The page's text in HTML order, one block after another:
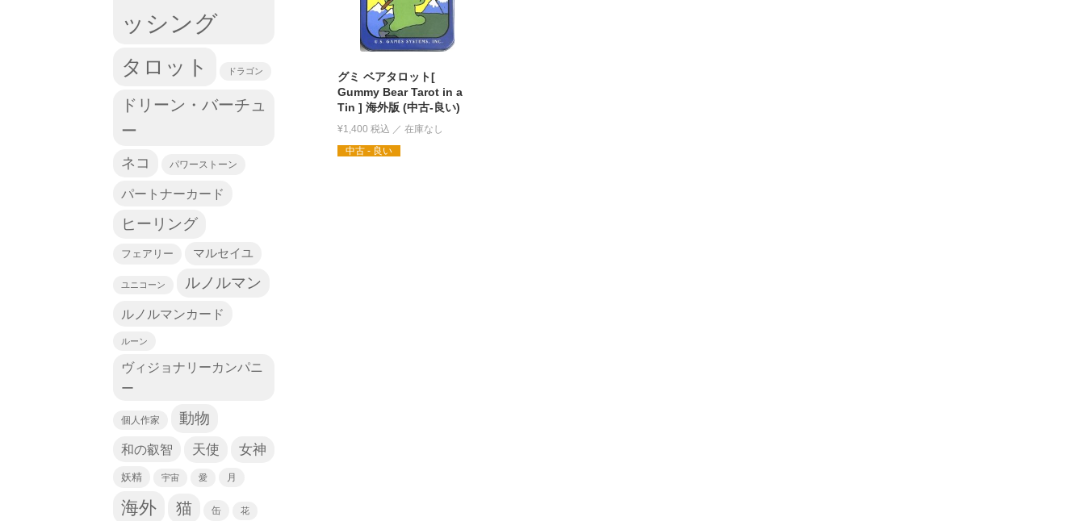
グミ ベアタロット[
Gummy Bear Tarot in a
Tin ] 海外版 (中古-良い)
¥1,400 税込
中古 - 良い
ッシング
タロット ドラゴン
ドリーン・バーチュ
ー
ネコ パワーストーン
パートナーカード
ヒーリング
フェアリー マルセイユ
ユニコーン ルノルマン
ルノルマンカード
ルーン
ヴィジョナリーカンパニ
ー
個人作家 動物
和の叡智 天使 女神
妖精 宇宙 愛 月
海外 猫 缶 花